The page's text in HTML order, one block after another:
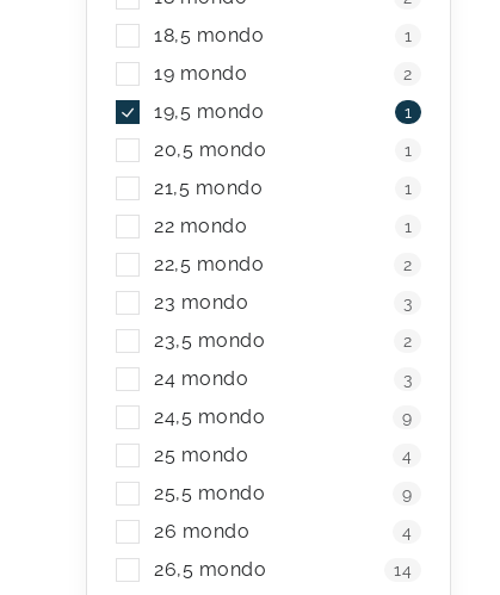
18,5 mondo 1
19 mondo 2
19,5 mondo 1
20,5 mondo 1
21,5 mondo 1
22 mondo 1
22,5 mondo 2
23 mondo 3
23,5 mondo 2
24 mondo 3
24,5 mondo 9
25 mondo 4
25,5 mondo 9
26 mondo 4
26,5 mondo 14